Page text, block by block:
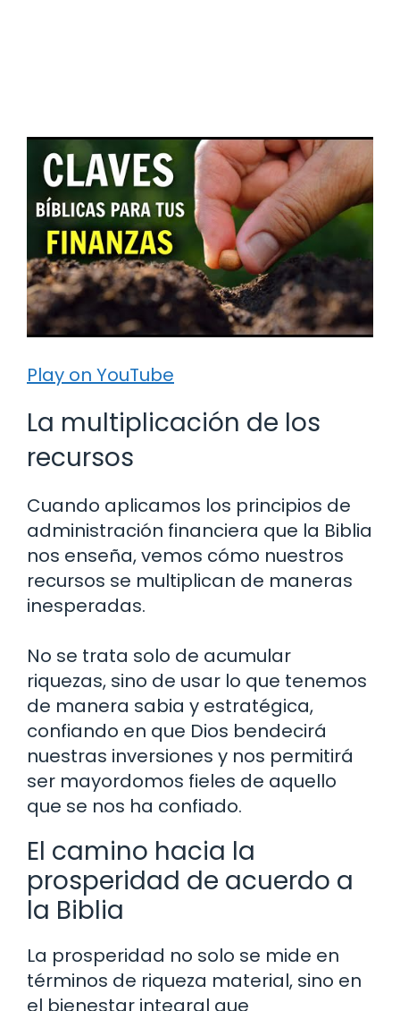
Play on YouTube
La multiplicación de los
recursos
Cuando aplicamos los principios de
administración financiera que la Biblia
nos enseña, vemos cómo nuestros
recursos se multiplican de maneras
inesperadas.
No se trata solo de acumular
riquezas, sino de usar lo que tenemos
de manera sabia y estratégica,
confiando en que Dios bendecirá
nuestras inversiones y nos permitirá
ser mayordomos fieles de aquello
que se nos ha confiado.
El camino hacia la
prosperidad de acuerdo a
la Biblia
La prosperidad no solo se mide en
términos de riqueza material, sino en
el bienestar integral que